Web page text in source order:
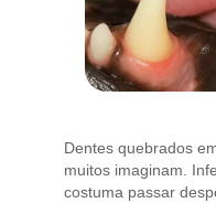
Dentes quebrados
muitos imaginam.
costuma passar